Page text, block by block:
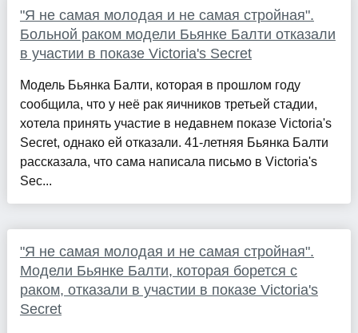
"Я не самая молодая и не самая стройная".
Больной раком модели Бьянке Балти отказали
в участии в показе Victoria's Secret
Модель Бьянка Балти, которая в прошлом году
сообщила, что у неё рак яичников третьей стадии,
хотела принять участие в недавнем показе Victoria's
Secret, однако ей отказали. 41-летняя Бьянка Балти
рассказала, что сама написала письмо в Victoria's
Sec...
"Я не самая молодая и не самая стройная".
Модели Бьянке Балти, которая борется с
раком, отказали в участии в показе Victoria's
Secret